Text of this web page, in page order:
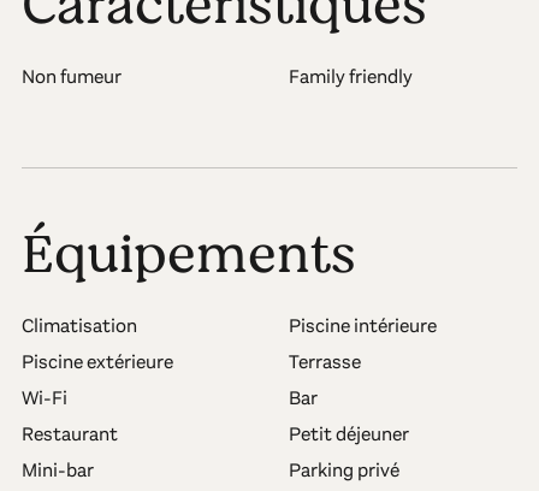
Non fumeur Family friendly
Équipements
Climatisation
Piscine intérieure
Piscine extérieure
Terrasse
Wi-Fi
Bar
Restaurant
Petit déjeuner
Mini-bar
Parking privé